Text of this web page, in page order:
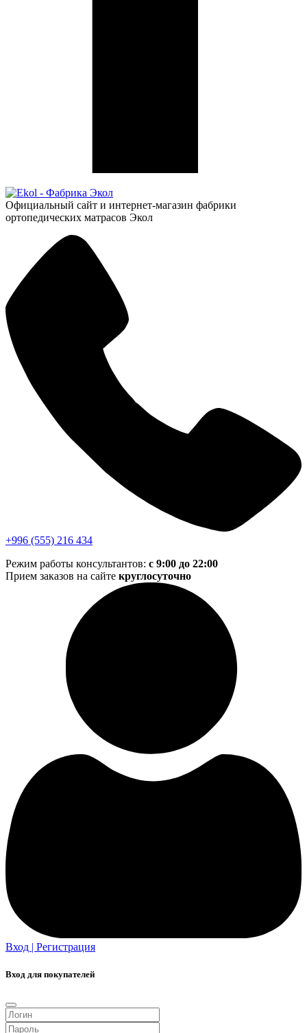
Официальный сайт и интернет-магазин фабрики
ортопедических матрасов Экол
+996 (555) 216 434
Режим работы консультантов: с 9:00 до 22:00
Прием заказов на сайте круглосуточно
Вход | Регистрация
Вход для покупателей